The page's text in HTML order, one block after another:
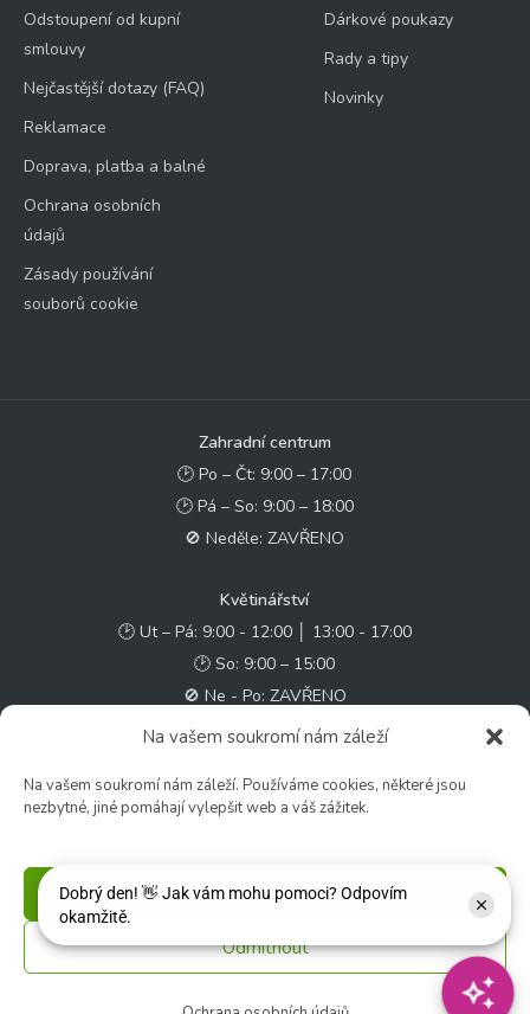
Na vašem soukromí nám záleží
Na vašem soukromí nám záleží. Používáme cookies, některé jsou
nezbytné, jiné pomáhají vylepšit web a váš zážitek.
Příjmout
Odmítnout
Odstoupení od kupní
smlouvy
Nejčastější dotazy (FAQ)
Reklamace
Doprava, platba a balné
Ochrana osobních
údajů
Zásady používání
souborů cookie
Dárkové poukazy
Rady a tipy
Novinky
Zahradní centrum
🕑 Po – Čt: 9:00 – 17:00
🕑 Pá – So: 9:00 – 18:00
🚫 Neděle: ZAVŘENO
Květinářství
🕑 Ut – Pá: 9:00 - 12:00 │ 13:00 - 17:00
🕑 So: 9:00 – 15:00
🚫 Ne - Po: ZAVŘENO
✉️ e-shop@zcstrakovo.cz
© 2026 Zahradní centrum "Strakovo" s.r.o. – Všechna práva vyhrazena. |
Vytvořilo
inetio s. r. o.